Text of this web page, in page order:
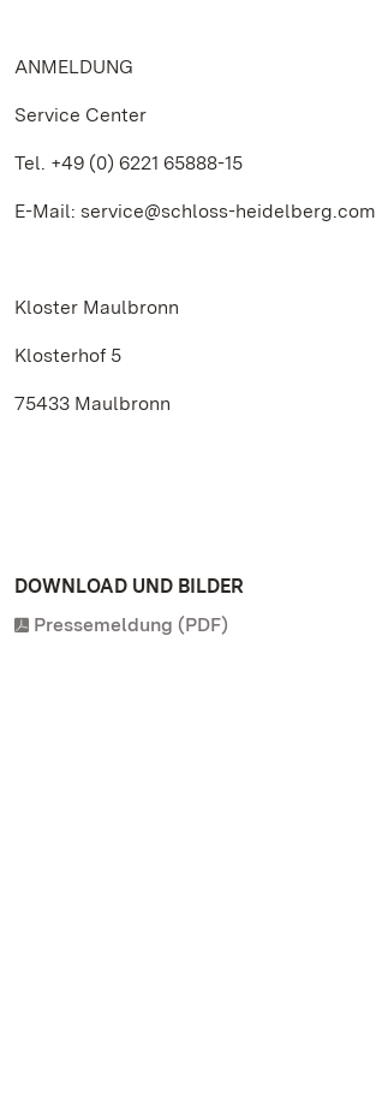
ANMELDUNG
Service Center
Tel. +49 (0) 6221 65888-15
E-Mail: service@schloss-heidelberg.com
Kloster Maulbronn
Klosterhof 5
75433 Maulbronn
DOWNLOAD UND BILDER
Pressemeldung (PDF)